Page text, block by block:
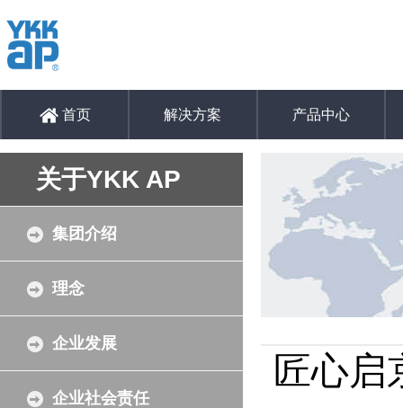
首页 解决方案 产品中心
关于YKK AP
集团介绍
理念
企业发展
企业社会责任
匠心启